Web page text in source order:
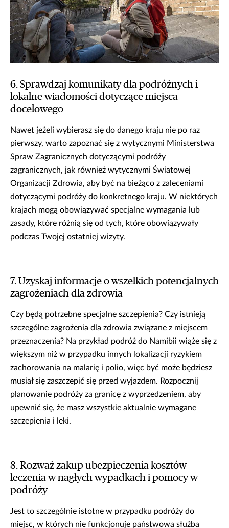
6. Sprawdzaj komunikaty dla podróżnych i
lokalne wiadomości dotyczące miejsca
docelowego
Nawet jeżeli wybierasz się do danego kraju nie po raz
pierwszy, warto zapoznać się z wytycznymi Ministerstwa
Spraw Zagranicznych dotyczącymi podróży
zagranicznych, jak również wytycznymi Światowej
Organizacji Zdrowia, aby być na bieżąco z zaleceniami
dotyczącymi podróży do konkretnego kraju. W niektórych
krajach mogą obowiązywać specjalne wymagania lub
zasady, które różnią się od tych, które obowiązywały
podczas Twojej ostatniej wizyty.
7. Uzyskaj informacje o wszelkich potencjalnych
zagrożeniach dla zdrowia
Czy będą potrzebne specjalne szczepienia? Czy istnieją
szczególne zagrożenia dla zdrowia związane z miejscem
przeznaczenia? Na przykład podróż do Namibii wiąże się z
większym niż w przypadku innych lokalizacji ryzykiem
zachorowania na malarię i polio, więc być może będziesz
musiał się zaszczepić się przed wyjazdem. Rozpocznij
planowanie podróży za granicę z wyprzedzeniem, aby
upewnić się, że masz wszystkie aktualnie wymagane
szczepienia i leki.
8. Rozważ zakup ubezpieczenia kosztów
leczenia w nagłych wypadkach i pomocy w
podróży
Jest to szczególnie istotne w przypadku podróży do
miejsc, w których nie funkcjonuje państwowa służba